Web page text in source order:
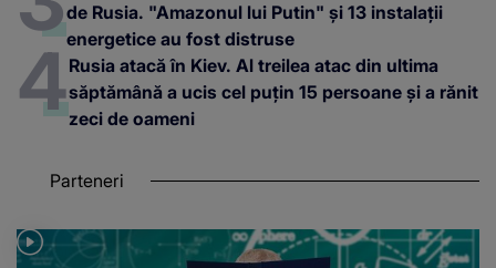
de Rusia. "Amazonul lui Putin" și 13 instalații
energetice au fost distruse
Rusia atacă în Kiev. Al treilea atac din ultima
săptămână a ucis cel puțin 15 persoane și a rănit
zeci de oameni
Parteneri